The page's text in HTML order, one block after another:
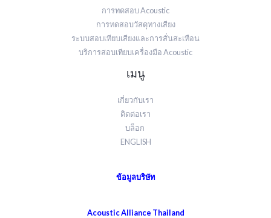
การทดสอบ Acoustic
การทดสอบวัสดุทางเสียง
ระบบสอบเทียบเสียงและการสั่นสะเทือน
บริการสอบเทียบเครื่องมือ Acoustic
เมนู
เกี่ยวกับเรา
ติดต่อเรา
บล็อก
ENGLISH
ข้อมูลบริษัท
Acoustic Alliance Thailand